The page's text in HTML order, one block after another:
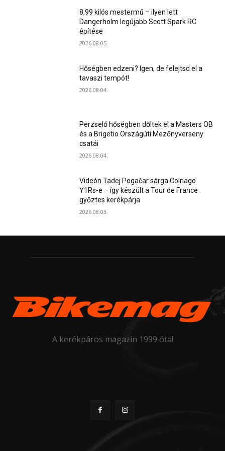
8,99 kilós mestermű – ilyen lett
Dangerholm legújabb Scott Spark RC
építése
2026.08.05.
Hőségben edzeni? Igen, de felejtsd el a
tavaszi tempót!
2026.08.04.
Perzselő hőségben dőltek el a Masters OB
és a Brigetio Országúti Mezőnyverseny
csatái
2026.08.04.
Videón Tadej Pogačar sárga Colnago
Y1Rs-e – így készült a Tour de France
győztes kerékpárja
2026.08.03.
A kerékpáros magazin 1999 óta!